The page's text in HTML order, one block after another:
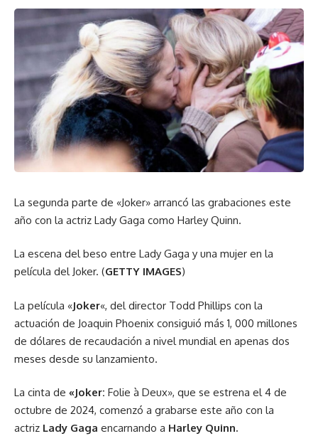
La segunda parte de «Joker» arrancó las grabaciones este
año con la actriz Lady Gaga como Harley Quinn.
La escena del beso entre Lady Gaga y una mujer en la
película del Joker. (GETTY IMAGES)
La película «Joker«, del director Todd Phillips con la
actuación de Joaquin Phoenix consiguió más 1, 000 millones
de dólares de recaudación a nivel mundial en apenas dos
meses desde su lanzamiento.
La cinta de «Joker: Folie à Deux», que se estrena el 4 de
octubre de 2024, comenzó a grabarse este año con la
actriz Lady Gaga encarnando a Harley Quinn.